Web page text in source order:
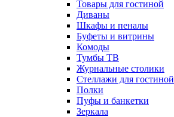
Товары для гостиной
Диваны
Шкафы и пеналы
Буфеты и витрины
Комоды
Тумбы ТВ
Журнальные столики
Стеллажи для гостиной
Полки
Пуфы и банкетки
Зеркала